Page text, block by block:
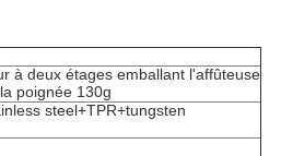
à deux étages emballant l'affûteuse
poignée 130g
steel+TPR+tungsten